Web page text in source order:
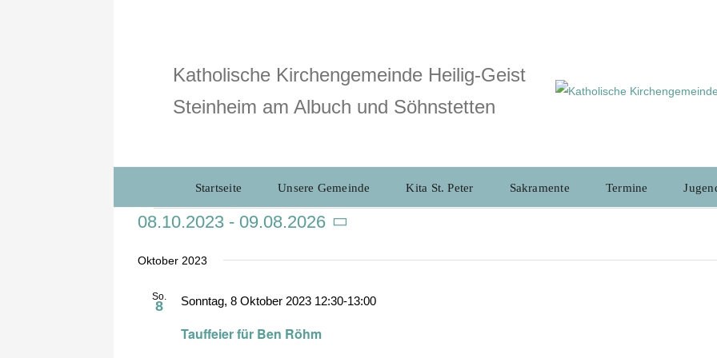
Katholische Kirchengemeinde Heilig-Geist
Steinheim am Albuch und Söhnstetten
Startseite Unsere Gemeinde Kita St. Peter Sakramente Termine
Veranstaltungen
08.10.2023 - 09.08.2026
wählen.
Oktober 2023
So.
8
Tauffeier für Ben Röhm
Sonntag, 8 Oktober 2023 12:30-13:00